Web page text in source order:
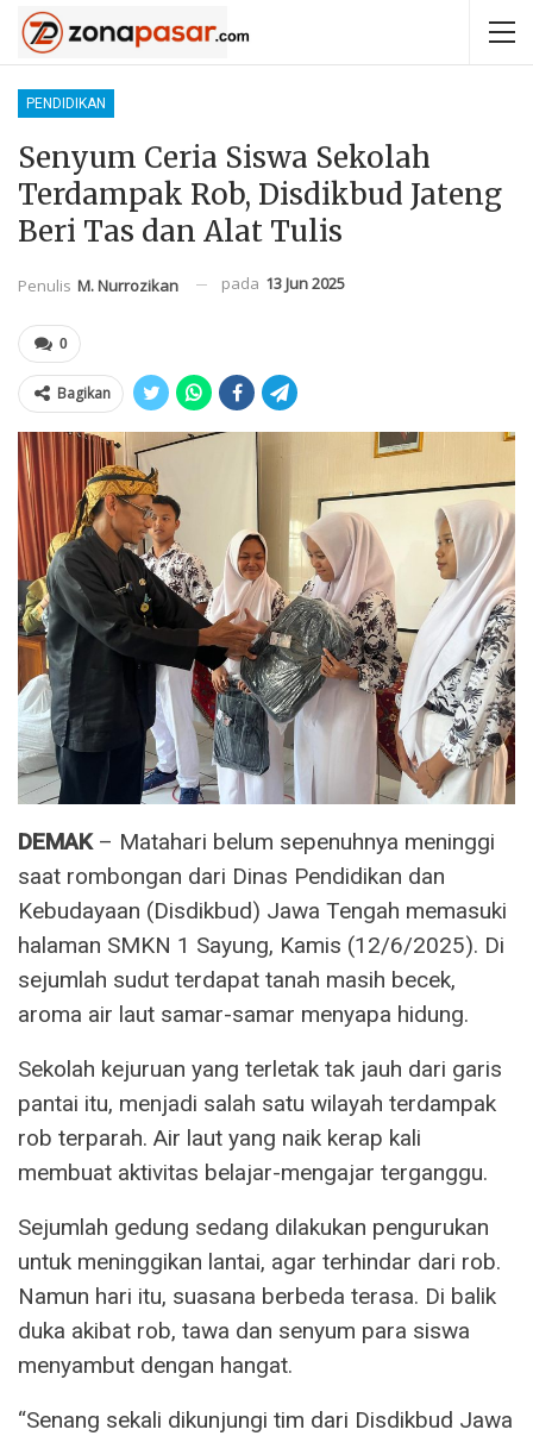
PENDIDIKAN
Senyum Ceria Siswa Sekolah
Terdampak Rob, Disdikbud Jateng
Beri Tas dan Alat Tulis
Penulis M. Nurrozikan pada 13 Jun 2025
0
Bagikan
DEMAK– Matahari belum sepenuhnya meninggi
saat rombongan dari Dinas Pendidikan dan
Kebudayaan (Disdikbud) Jawa Tengah memasuki
halaman SMKN 1 Sayung, Kamis (12/6/2025). Di
sejumlah sudut terdapat tanah masih becek,
aroma air laut samar-samar menyapa hidung.
Sekolah kejuruan yang terletak tak jauh dari garis
pantai itu, menjadi salah satu wilayah terdampak
rob terparah. Air laut yang naik kerap kali
membuat aktivitas belajar-mengajar terganggu.
Sejumlah gedung sedang dilakukan pengurukan
untuk meninggikan lantai, agar terhindar dari rob.
Namun hari itu, suasana berbeda terasa. Di balik
duka akibat rob, tawa dan senyum para siswa
menyambut dengan hangat.
“Senang sekali dikunjungi tim dari Disdikbud Jawa